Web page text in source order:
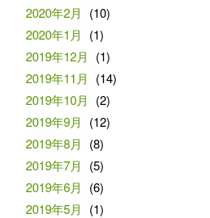
2020年2月
(10)
2020年1月
(1)
2019年12月
(1)
2019年11月
(14)
2019年10月
(2)
2019年9月
(12)
2019年8月
(8)
2019年7月
(5)
2019年6月
(6)
2019年5月
(1)